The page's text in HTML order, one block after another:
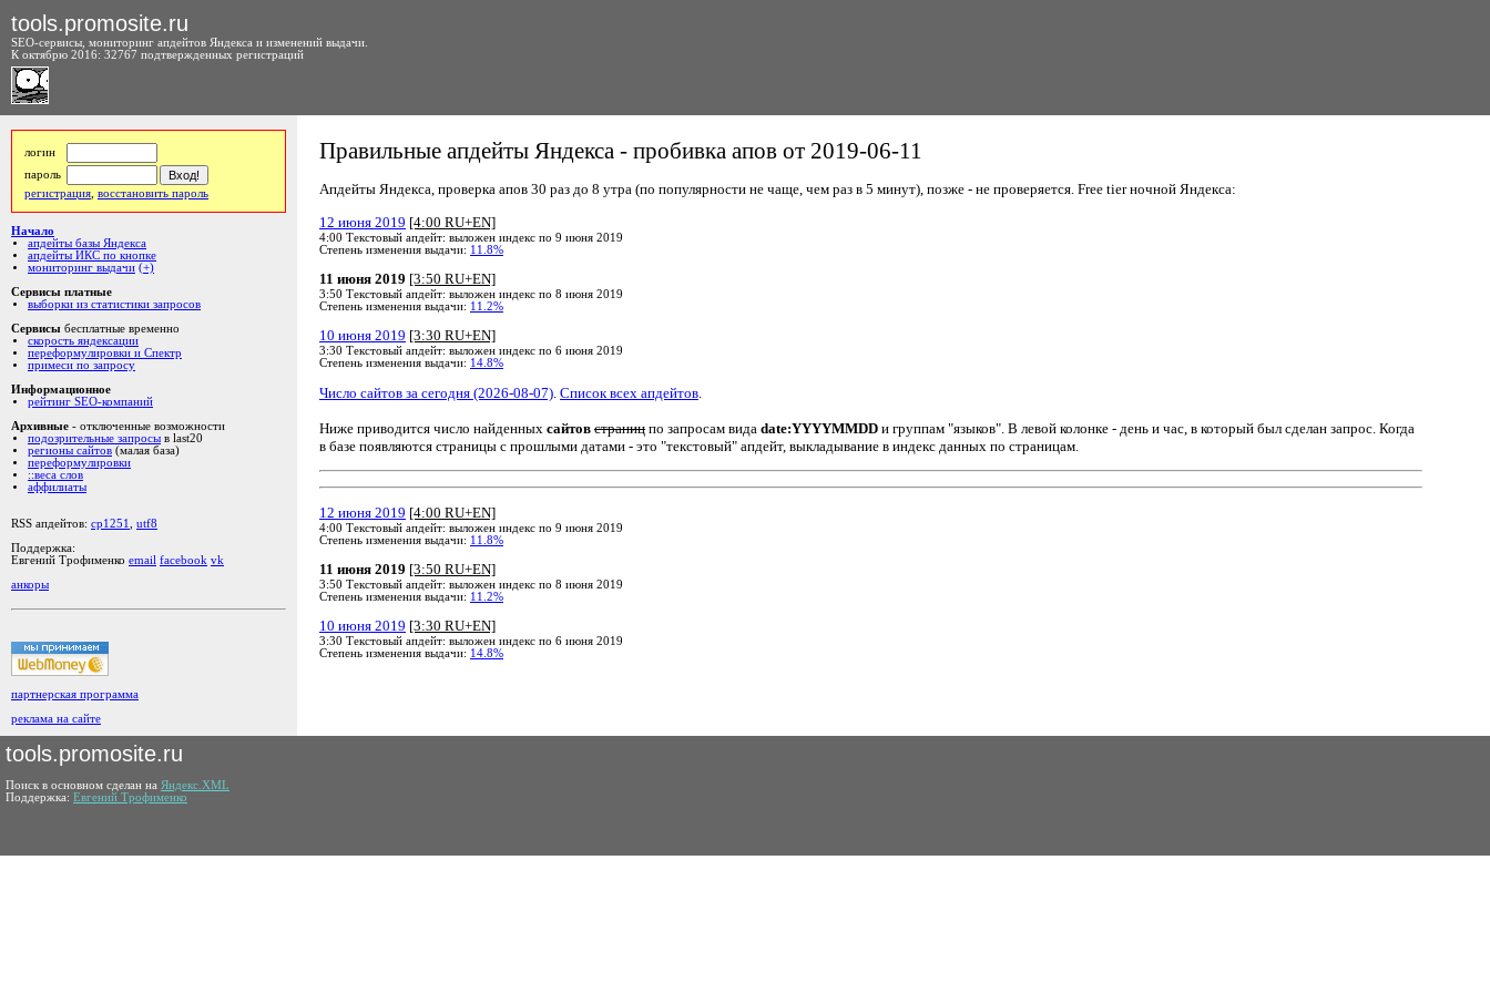
tools.promosite.ru
SEO-сервисы, мониторинг апдейтов Яндекса и изменений выдачи.
К октябрю 2016: 32767 подтвержденных регистраций
логин
пароль
регистрация восстановить пароль
Начало
апдейты базы Яндекса
апдейты ИКС по кнопке
мониторинг выдачи (+)
Сервисы платные
выборки из статистики запросов
Сервисы бесплатные временно
скорость яндексации
переформулировки и Спектр
примеси по запросу
Информационное
рейтинг SEO-компаний
Архивные - отключенные возможности
подозрительные запросы в last20
регионы сайтов (малая база)
переформулировки
::веса слов
аффилиаты
RSS апдейтов: cp1251
utf8
Поддержка:
Евгений Трофименко email facebook vk
анкоры
партнерская программа
реклама на сайте
Правильные апдейты Яндекса - пробивка апов от 2019-06-11
Апдейты Яндекса, проверка апов 30 раз до 8 утра (по популярности не чаще, чем раз в 5 минут), позже - не проверяется. Free tier ночной Яндекса:
12 июня 2019 [4:00 RU+EN]
4:00 Текстовый апдейт: выложен индекс по 9 июня 2019
Степень изменения выдачи: 11.8%
11 июня 2019 [3:50 RU+EN]
3:50 Текстовый апдейт: выложен индекс по 8 июня 2019
Степень изменения выдачи: 11.2%
10 июня 2019 [3:30 RU+EN]
3:30 Текстовый апдейт: выложен индекс по 6 июня 2019
Степень изменения выдачи: 14.8%
Число сайтов за сегодня (2026-08-07) Список всех апдейтов
Ниже приводится число найденных сайтов страниц по запросам вида date:YYYYMMDD и группам "языков". В левой колонке - день и час, в который был сделан запрос. Когда
в базе появляются страницы с прошлыми датами - это "текстовый" апдейт, выкладывание в индекс данных по страницам.
12 июня 2019 [4:00 RU+EN]
4:00 Текстовый апдейт: выложен индекс по 9 июня 2019
Степень изменения выдачи: 11.8%
11 июня 2019 [3:50 RU+EN]
3:50 Текстовый апдейт: выложен индекс по 8 июня 2019
Степень изменения выдачи: 11.2%
10 июня 2019 [3:30 RU+EN]
3:30 Текстовый апдейт: выложен индекс по 6 июня 2019
Степень изменения выдачи: 14.8%
tools.promosite.ru
Поиск в основном сделан на Яндекс.XML
Поддержка: Евгений Трофименко